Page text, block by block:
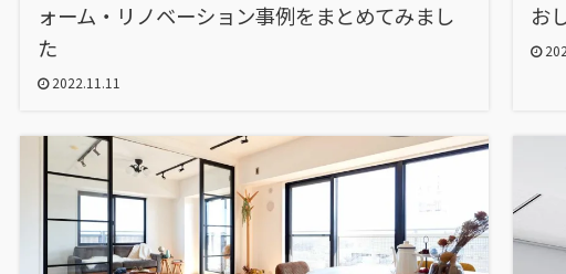
ォーム・リノベーション事例をまとめてみまし
た
2022.11.11
お